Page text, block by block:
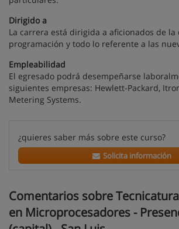
Dirigido a
La carrera está dirigida a aficionados de la
programación y todo lo referente a las
Empleabilidad
El egresado podrá desempeñarse
siguientes empresas: Hewlett-Packard,
Metering Systems.
¿quieres saber más sobre este curso?
Solicita información
Comentarios sobre
en Microprocesadores -